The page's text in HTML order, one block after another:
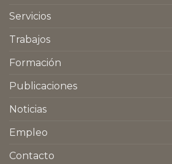
Servicios
Trabajos
Formación
Publicaciones
Noticias
Empleo
Contacto